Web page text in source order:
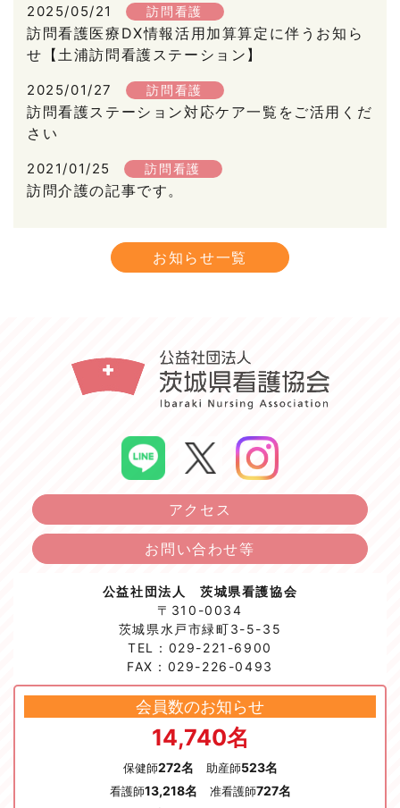
2025/05/21 訪問看護
訪問看護医療DX情報活用加算算定に伴うお知ら
せ【土浦訪問看護ステーション】
2025/01/27 訪問看護
訪問看護ステーション対応ケア一覧をご活用くだ
さい
2021/01/25 訪問看護
訪問介護の記事です。
お知らせ一覧
アクセス
お問い合わせ等
公益社団法人 茨城県看護協会
〒310-0034
茨城県水戸市緑町3-5-35
TEL：029-221-6900
FAX：029-226-0493
会員数のお知らせ
14,740名
保健師272名 助産師523名
看護師13,218名 准看護師727名